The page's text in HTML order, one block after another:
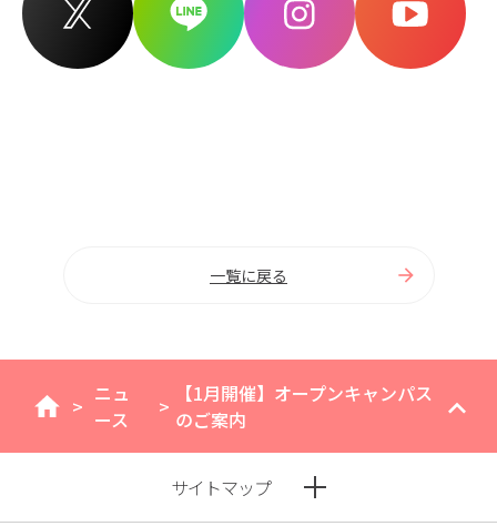
一覧に戻る
home
> ニュ
ース
>
【1月開催】オープンキャンパス
のご案内
サイトマップ